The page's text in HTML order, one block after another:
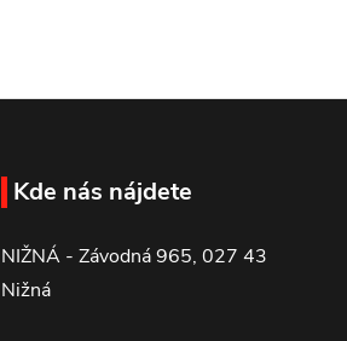
Kde nás nájdete
NIŽNÁ - Závodná 965, 027 43
Nižná